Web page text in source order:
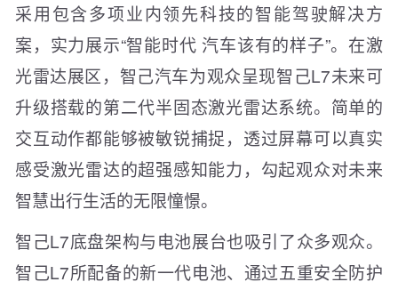
采用包含多项业内领先科技的智能驾驶解决方
案，实力展示“智能时代 汽车该有的样子”。在激
光雷达展区，智己汽车为观众呈现智己L7未来可
升级搭载的第二代半固态激光雷达系统。简单的
交互动作都能够被敏锐捕捉，透过屏幕可以真实
感受激光雷达的超强感知能力，勾起观众对未来
智慧出行生活的无限憧憬。
智己L7底盘架构与电池展台也吸引了众多观众。
智己L7所配备的新一代电池、通过五重安全防护